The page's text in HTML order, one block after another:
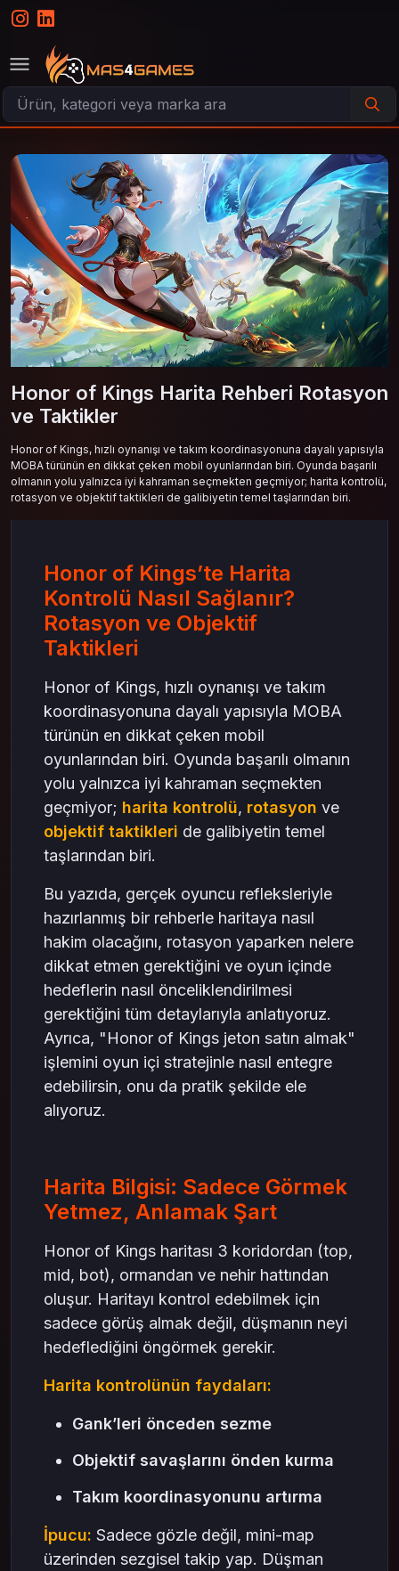
Honor of Kings Harita Rehberi Rotasyon
ve Taktikler
Honor of Kings, hızlı oynanışı ve takım koordinasyonuna dayalı yapısıyla
MOBA türünün en dikkat çeken mobil oyunlarından biri. Oyunda başarılı
olmanın yolu yalnızca iyi kahraman seçmekten geçmiyor; harita kontrolü,
rotasyon ve objektif taktikleri de galibiyetin temel taşlarından biri.
Honor of Kings’te Harita
Kontrolü Nasıl Sağlanır?
Rotasyon ve Objektif
Taktikleri
Honor of Kings, hızlı oynanışı ve takım
koordinasyonuna dayalı yapısıyla MOBA
türünün en dikkat çeken mobil
oyunlarından biri. Oyunda başarılı olmanın
yolu yalnızca iyi kahraman seçmekten
geçmiyor; harita kontrolü, rotasyon ve
objektif taktikleri de galibiyetin temel
taşlarından biri.
Bu yazıda, gerçek oyuncu refleksleriyle
hazırlanmış bir rehberle haritaya nasıl
hakim olacağını, rotasyon yaparken nelere
dikkat etmen gerektiğini ve oyun içinde
hedeflerin nasıl önceliklendirilmesi
gerektiğini tüm detaylarıyla anlatıyoruz.
Ayrıca, "Honor of Kings jeton satın almak"
işlemini oyun içi stratejinle nasıl entegre
edebilirsin, onu da pratik şekilde ele
alıyoruz.
Harita Bilgisi: Sadece Görmek
Yetmez, Anlamak Şart
Honor of Kings haritası 3 koridordan (top,
mid, bot), ormandan ve nehir hattından
oluşur. Haritayı kontrol edebilmek için
sadece görüş almak değil, düşmanın neyi
hedeflediğini öngörmek gerekir.
Harita kontrolünün faydaları:
Gank’leri önceden sezme
Objektif savaşlarını önden kurma
Takım koordinasyonunu artırma
İpucu: Sadece gözle değil, mini-map
üzerinden sezgisel takip yap. Düşman